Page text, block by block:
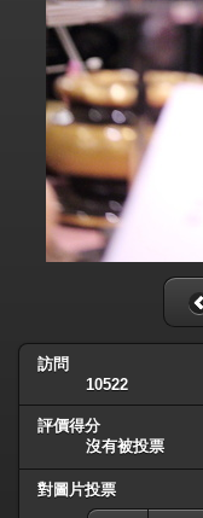
訪問
10522
評價得分
沒有被投票
對圖片投票